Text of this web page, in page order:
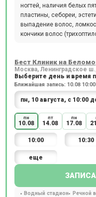
ногтей, наличия белых
пластины, себореи,
выпадение волос,
кончики волос
Бест Клиник на
Москва, Ленинградское
Выберите день и время
Ближайшая запись: 10.08 10:00
пн
10.08
пт
14.08
пн
17.08
10:00 10:30
еще
Водный стадион Речной